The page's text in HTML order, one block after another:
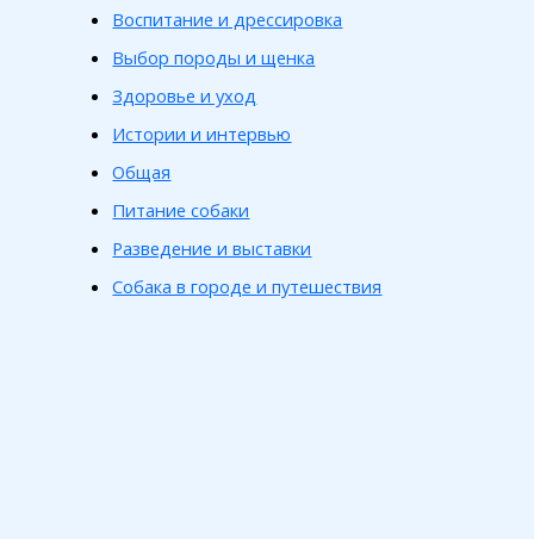
Воспитание и дрессировка
Выбор породы и щенка
Здоровье и уход
Истории и интервью
Общая
Питание собаки
Разведение и выставки
Собака в городе и путешествия